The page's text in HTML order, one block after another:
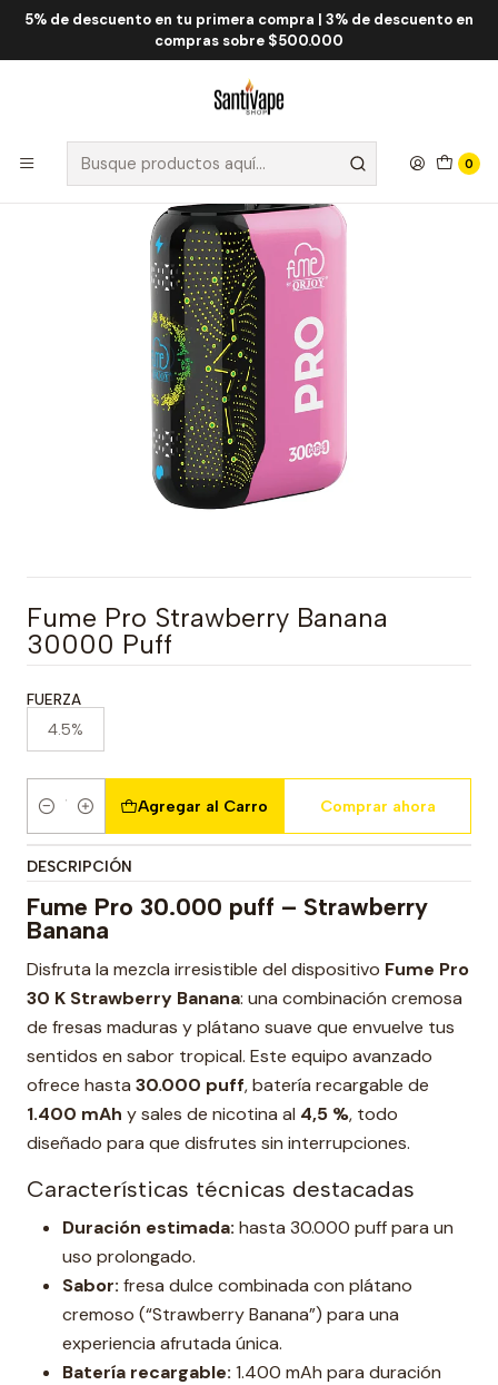
5% de descuento en tu primera compra | 3% de descuento en
compras sobre $500.000
0
Inicio Fume QRJOY Fume Pro 30.000 Puff
Fume Pro Strawberry Banana 30000 Puff
Fume Pro Strawberry Banana
30000 Puff
FUERZA
4.5%
Cantidad
Agregar al Carro Comprar ahora
DESCRIPCIÓN
Fume Pro 30.000 puff – Strawberry
Banana
Disfruta la mezcla irresistible del dispositivo Fume Pro
30 K Strawberry Banana: una combinación cremosa
de fresas maduras y plátano suave que envuelve tus
sentidos en sabor tropical. Este equipo avanzado
ofrece hasta 30.000 puff, batería recargable de
1.400 mAh y sales de nicotina al 4,5 %, todo
diseñado para que disfrutes sin interrupciones.
Características técnicas destacadas
Duración estimada: hasta 30.000 puff para un
uso prolongado.
Sabor: fresa dulce combinada con plátano
cremoso (“Strawberry Banana”) para una
experiencia afrutada única.
Batería recargable: 1.400 mAh para duración